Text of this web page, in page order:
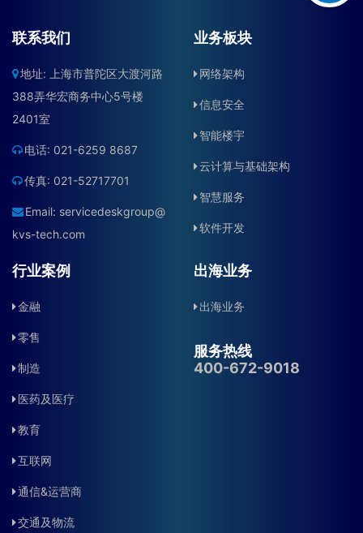
联系我们
地址: 上海市普陀区大渡河路
388弄华宏商务中心5号楼
2401室
电话: 021-6259 8687
传真: 021-52717701
Email: servicedeskgroup@
kvs-tech.com
业务板块
网络架构
信息安全
智能楼宇
云计算与基础架构
智慧服务
软件开发
行业案例
金融
零售
制造
医药及医疗
教育
互联网
通信&运营商
交通及物流
出海业务
出海业务
服务热线
400-672-9018